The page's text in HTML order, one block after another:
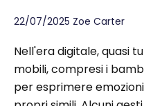
22/07/2025 Zoe Carter
Nell'era digitale, quasi
mobili, compresi i
per esprimere